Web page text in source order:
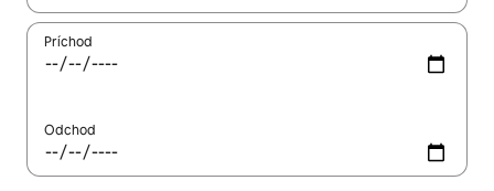
Príchod
Odchod